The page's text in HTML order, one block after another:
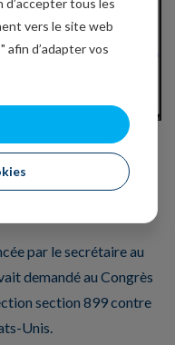
américaine,
par le secrétaire au
demandé au Congrès
section 899 contre
Unis.
vers le site web
afin d’adapter vos